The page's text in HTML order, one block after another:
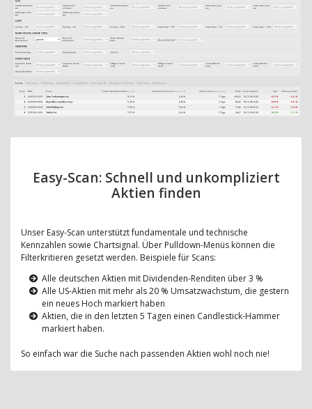
Easy-Scan: Schnell und unkompliziert
Aktien finden
Unser Easy-Scan unterstützt fundamentale und technische
Kennzahlen sowie Chartsignal. Über Pulldown-Menüs können die
Filterkritieren gesetzt werden. Beispiele für Scans:
Alle deutschen Aktien mit Dividenden-Renditen über 3 %
Alle US-Aktien mit mehr als 20 % Umsatzwachstum, die gestern
ein neues Hoch markiert haben
Aktien, die in den letzten 5 Tagen einen Candlestick-Hammer
markiert haben.
So einfach war die Suche nach passenden Aktien wohl noch nie!